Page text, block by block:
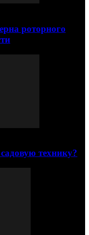
роторного
технику?